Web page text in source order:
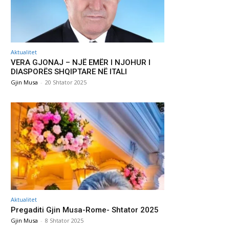
Aktualitet
VERA GJONAJ – NJË EMËR I NJOHUR I
DIASPORËS SHQIPTARE NË ITALI
Gjin Musa - 20 Shtator 2025
Aktualitet
Pregaditi Gjin Musa-Rome- Shtator 2025
Gjin Musa - 8 Shtator 2025